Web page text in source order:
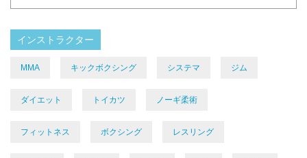
インストラクター
MMA キックボクシング システマ ジム
ダイエット トイカツ ノーギ柔術
フィットネス ボクシング レスリング